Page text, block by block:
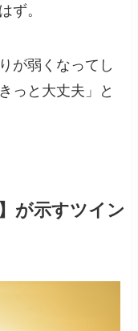
ず。
が弱くなってし
っと大丈夫」と
が示すツイン